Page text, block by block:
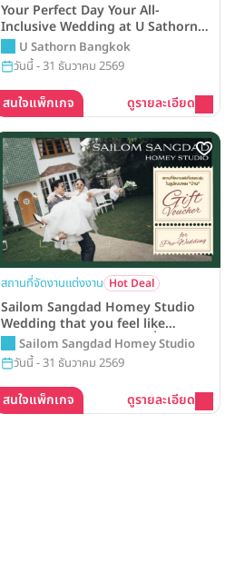
Your Perfect Day Your All-
Inclusive Wedding at U Sathorn
Bangkok แพ็กเกจแต่งงานสุดคุ้มเพียง
299,999 บาท
U Sathorn Bangkok
วันนี้ - 31 ธันวาคม 2569
สนใจแพ็กเกจ ดูรายละเอียด
สถานที่จัดงานแต่งงาน Hot Deal
Sailom Sangdad Homey Studio
Wedding that you feel like
“HOME” รับส่วนลดค่าสถานที่ถ่าย Pre-
Wedding มูลค่าสูงสุดถึง 9,500 บาท*
Sailom Sangdad Homey Studio
วันนี้ - 31 ธันวาคม 2569
สนใจแพ็กเกจ ดูรายละเอียด